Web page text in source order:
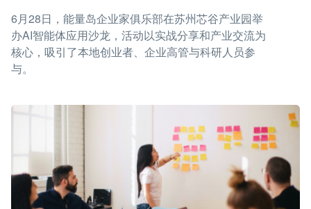
6月28日，能量岛企业家俱乐部在苏州芯谷产业园举
办AI智能体应用沙龙，活动以实战分享和产业交流为
核心，吸引了本地创业者、企业高管与科研人员参
与。